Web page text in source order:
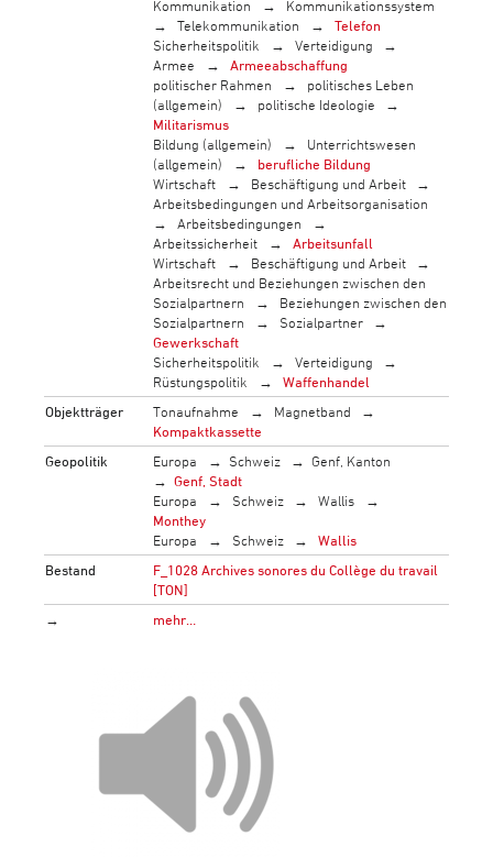
Kommunikation
Kommunikationssystem
Telekommunikation
Telefon
Sicherheitspolitik
Verteidigung
Armee
Armeeabschaffung
politischer Rahmen
politisches Leben
(allgemein)
politische Ideologie
Militarismus
Bildung (allgemein)
Unterrichtswesen
(allgemein)
berufliche Bildung
Wirtschaft
Beschäftigung und Arbeit
Arbeitsbedingungen und Arbeitsorganisation
Arbeitsbedingungen
Arbeitssicherheit
Arbeitsunfall
Wirtschaft
Beschäftigung und Arbeit
Arbeitsrecht und Beziehungen zwischen den
Sozialpartnern
Beziehungen zwischen den
Sozialpartnern
Sozialpartner
Gewerkschaft
Sicherheitspolitik
Verteidigung
Rüstungspolitik
Waffenhandel
Objektträger
Tonaufnahme
Magnetband
Kompaktkassette
Geopolitik
Europa Schweiz
Genf, Kanton
Genf, Stadt
Europa
Schweiz
Wallis
Monthey
Europa
Schweiz
Wallis
Bestand
F_1028 Archives sonores du Collège du travail
[TON]
→
mehr…